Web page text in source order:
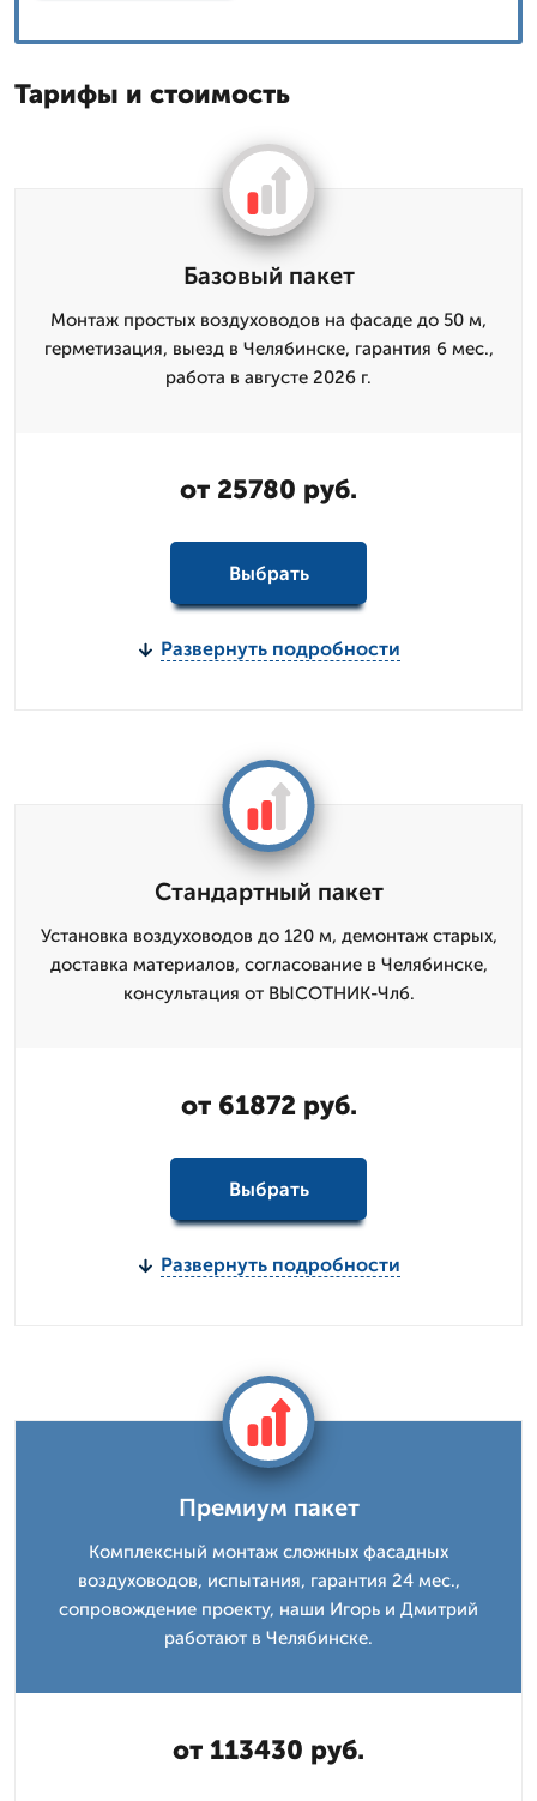
Тарифы и стоимость
Базовый пакет
Монтаж простых воздуховодов на фасаде до 50 м,
герметизация, выезд в Челябинске, гарантия 6 мес.,
работа в августе 2026 г.
от 25780 руб.
Выбрать
Развернуть подробности
Стандартный пакет
Установка воздуховодов до 120 м, демонтаж старых,
доставка материалов, согласование в Челябинске,
консультация от ВЫСОТНИК-Члб.
от 61872 руб.
Выбрать
Развернуть подробности
Премиум пакет
Комплексный монтаж сложных фасадных
воздуховодов, испытания, гарантия 24 мес.,
сопровождение проекту, наши Игорь и Дмитpий
работают в Челябинске.
от 113430 руб.